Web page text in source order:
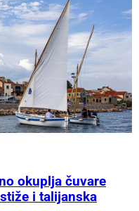
okuplja čuvare
i talijanska